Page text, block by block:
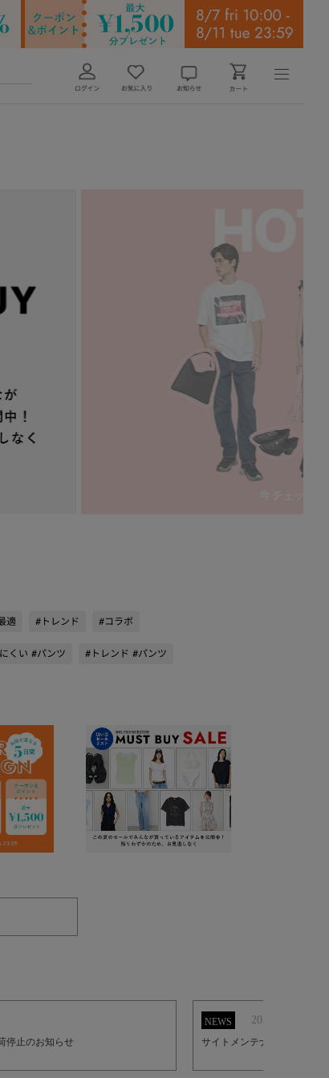
適 #トレンド #コラボ
くい #パンツ #トレンド #パンツ
停止のお知らせ
NEWS 2026.8.5
サイトメンテナンスのお知ら